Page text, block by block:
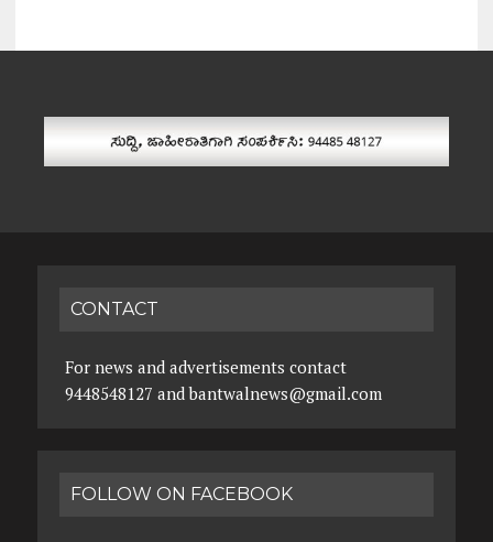
CONTACT
For news and advertisements contact
9448548127 and bantwalnews@gmail.com
FOLLOW ON FACEBOOK